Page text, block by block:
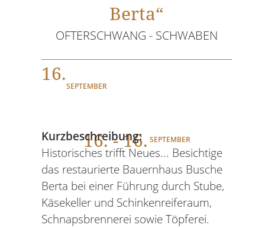
Berta“
OFTERSCHWANG - SCHWABEN
16.
SEPTEMBER
16. - 16. SEPTEMBER
Kurzbeschreibung:
Historisches trifft Neues... Besichtige
das restaurierte Bauernhaus Busche
Berta bei einer Führung durch Stube,
Käsekeller und Schinkenreiferaum,
Schnapsbrennerei sowie Töpferei.